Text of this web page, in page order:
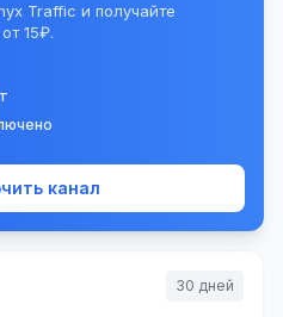
Traffic и получайте
15₽.
канал
30 дней